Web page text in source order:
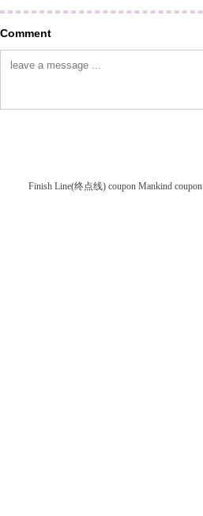
Comment
Finish Line(终点线) coupon Mankind coupon